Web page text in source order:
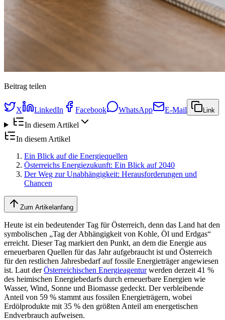
Beitrag teilen
X LinkedIn Facebook WhatsApp E-Mail Link
In diesem Artikel
In diesem Artikel
Ein Blick auf die Energiequellen
Österreichs Energiezukunft: Ein Blick auf 2040
Der Weg zur Unabhängigkeit: Herausforderungen und
Chancen
Zum Artikelanfang
Heute ist ein bedeutender Tag für Österreich, denn das Land hat den
symbolischen „Tag der Abhängigkeit von Kohle, Öl und Erdgas“
erreicht. Dieser Tag markiert den Punkt, an dem die Energie aus
erneuerbaren Quellen für das Jahr aufgebraucht ist und Österreich
für den restlichen Jahresbedarf auf fossile Energieträger angewiesen
ist. Laut derÖsterreichischen Energieagenturwerden derzeit 41 %
des heimischen Energiebedarfs durch erneuerbare Energien wie
Wasser, Wind, Sonne und Biomasse gedeckt. Der verbleibende
Anteil von 59 % stammt aus fossilen Energieträgern, wobei
Erdölprodukte mit 35 % den größten Anteil am energetischen
Endverbrauch aufweisen.